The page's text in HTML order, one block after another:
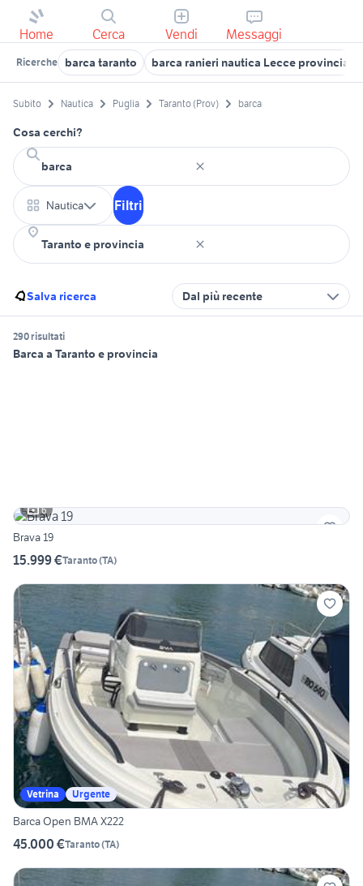
Home Cerca Vendi Messaggi
Ricerche barca taranto barca ranieri nautica Lecce provincia
Subito Nautica Puglia Taranto (Prov) barca
Cosa cerchi?
Nautica Filtri
Salva ricerca Dal più recente
290 risultati
Barca a Taranto e provincia
6
Brava 19
15.999 €Taranto(TA)
Vetrina Urgente
Barca Open BMA X222
45.000 €Taranto(TA)